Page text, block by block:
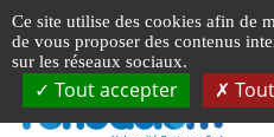
Accéder au site complet
Ce site utilise des cookies afin de
de vous proposer des contenus
sur les réseaux sociaux.
Tout accepter